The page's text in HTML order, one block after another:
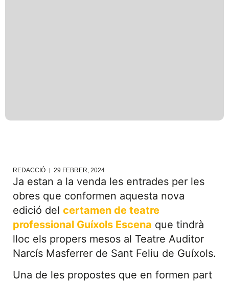
REDACCIÓ 29 FEBRER, 2024
Ja estan a la venda les entrades per les
obres que conformen aquesta nova
edició del certamen de teatre
professional Guíxols Escena que tindrà
lloc els propers mesos al Teatre Auditor
Narcís Masferrer de Sant Feliu de Guíxols.
Una de les propostes que en formen part